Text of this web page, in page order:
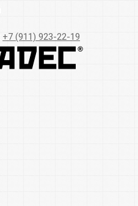
+7 (911) 923-22-19